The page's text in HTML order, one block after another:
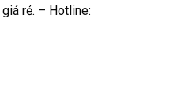
giá rẻ. – Hotline: